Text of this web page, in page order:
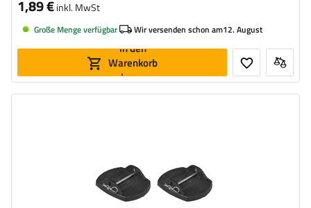
1,89 €inkl. MwSt
Große Menge verfügbar Wir versenden schon am12. August
In den
Warenkorb
legen